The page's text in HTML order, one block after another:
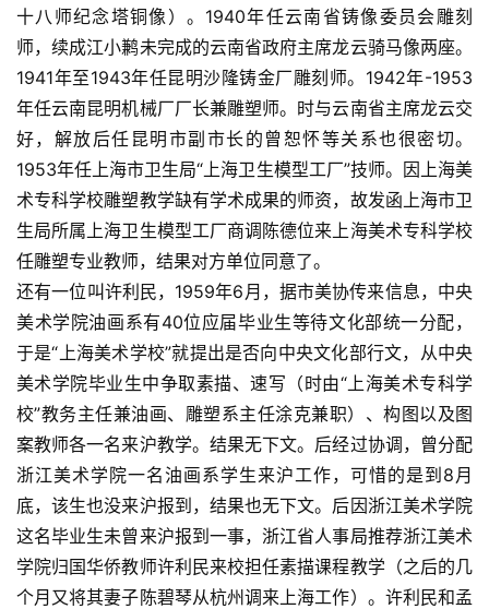
术
图
易
寫
錯
用
錯
的
繁
體
字
一
百
例
十八师纪念塔铜像）。1940年任云南省铸像委员会雕刻
师，续成江小鹣未完成的云南省政府主席龙云骑马像两座。
1941年至1943年任昆明沙隆铸金厂雕刻师。1942年-1953
年任云南昆明机械厂厂长兼雕塑师。时与云南省主席龙云交
好，解放后任昆明市副市长的曾恕怀等关系也很密切。
1953年任上海市卫生局“上海卫生模型工厂”技师。因上海美
术专科学校雕塑教学缺有学术成果的师资，故发函上海市卫
生局所属上海卫生模型工厂商调陈德位来上海美术专科学校
任雕塑专业教师，结果对方单位同意了。
还有一位叫许利民，1959年6月，据市美协传来信息，中央
美术学院油画系有40位应届毕业生等待文化部统一分配，
于是“上海美术学校”就提出是否向中央文化部行文，从中央
美术学院毕业生中争取素描、速写（时由“上海美术专科学
校”教务主任兼油画、雕塑系主任涂克兼职）、构图以及图
案教师各一名来沪教学。结果无下文。后经过协调，曾分配
浙江美术学院一名油画系学生来沪工作，可惜的是到8月
底，该生也没来沪报到，结果也无下文。后因浙江美术学院
这名毕业生未曾来沪报到一事，浙江省人事局推荐浙江美术
学院归国华侨教师许利民来校担任素描课程教学（之后的几
个月又将其妻子陈碧琴从杭州调来上海工作）。许利民和孟